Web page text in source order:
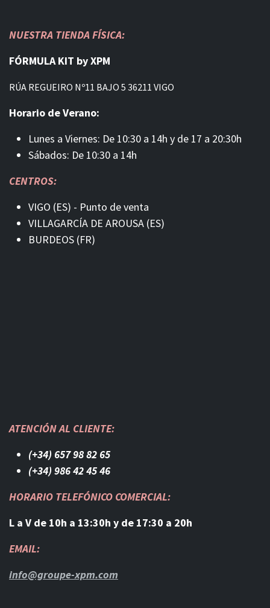
NUESTRA TIENDA FÍSICA:
FÓRMULA KIT by XPM
RÚA REGUEIRO Nº11 BAJO 5 36211 VIGO
Horario de Verano:
Lunes a Viernes: De 10:30 a 14h y de 17 a 20:30h
Sábados: De 10:30 a 14h
CENTROS:
VIGO (ES) - Punto de venta
VILLAGARCÍA DE AROUSA (ES)
BURDEOS (FR)
ATENCIÓN AL CLIENTE:
(+34) 657 98 82 65
(+34) 986 42 45 46​
HORARIO TELEFÓNICO COMERCIAL:
L a V de 10h a 13:30h y de 17:30 a 20h
EMAIL:
info@groupe-xpm.com